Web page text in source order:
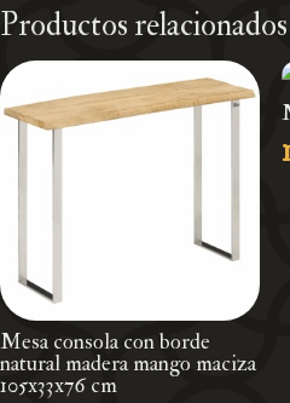
Productos relacionados
Mesa consola con borde
natural madera mango maciza
105x33x76 cm